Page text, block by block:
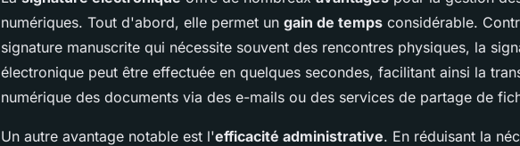
numériques. Tout d'abord, elle permet un gain de temps considérable.
signature manuscrite qui nécessite souvent des rencontres physiques, la
électronique peut être effectuée en quelques secondes, facilitant ainsi la
numérique des documents via des e-mails ou des services de partage de
Un autre avantage notable est l'efficacité administrative. En réduisant la